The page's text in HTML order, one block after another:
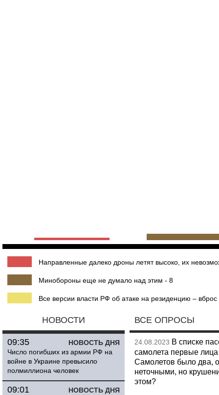
Направленные далеко дроны летят высоко, их
Минобороны еще не думало над этим - 8
Все версии власти РФ об атаке на резиденцию – вброс
НОВОСТИ
НОВОСТЬ ДНЯ
09:35
Число погибших из армии РФ на
войне в Украине превысило
полмиллиона человек
НОВОСТЬ ДНЯ
09:01
ВСЕ ОПРОСЫ
24.08.2023 В списке
самолета первые
Самолетов было два,
неточными, но
этом?